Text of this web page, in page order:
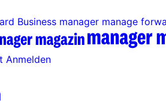
Business manager manage
Anmelden